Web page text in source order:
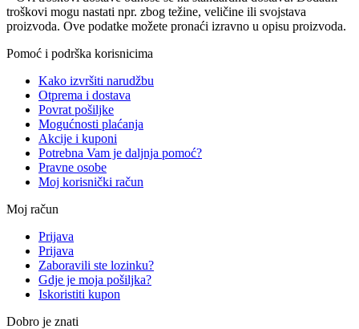
troškovi mogu nastati npr. zbog težine, veličine ili svojstava
proizvoda. Ove podatke možete pronaći izravno u opisu proizvoda.
Pomoć i podrška korisnicima
Kako izvršiti narudžbu
Otprema i dostava
Povrat pošiljke
Mogućnosti plaćanja
Akcije i kuponi
Potrebna Vam je daljnja pomoć?
Pravne osobe
Moj korisnički račun
Moj račun
Prijava
Prijava
Zaboravili ste lozinku?
Gdje je moja pošiljka?
Iskoristiti kupon
Dobro je znati